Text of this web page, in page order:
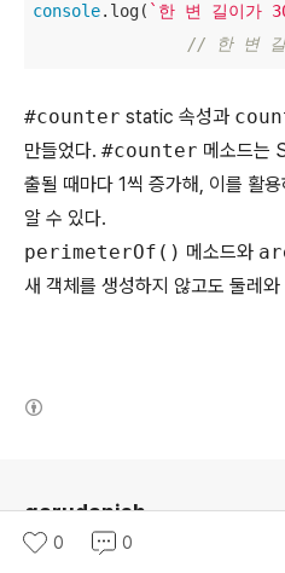
console.log( `한 변 길이가
// 한 변 길
#counter static 속성과
만들었다. #counter 메소드는
출될 때마다 1씩 증가해, 이를 활
알 수 있다.
perimeterOf() 메소드와
새 객체를 생성하지 않고도 둘레
garudanish
0 0